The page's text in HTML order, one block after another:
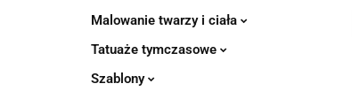
Malowanie twarzy i ciała
Tatuaże tymczasowe
Szablony